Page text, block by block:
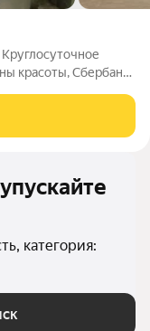
красоты, Сбербанк,
и аэропорт.
категория: